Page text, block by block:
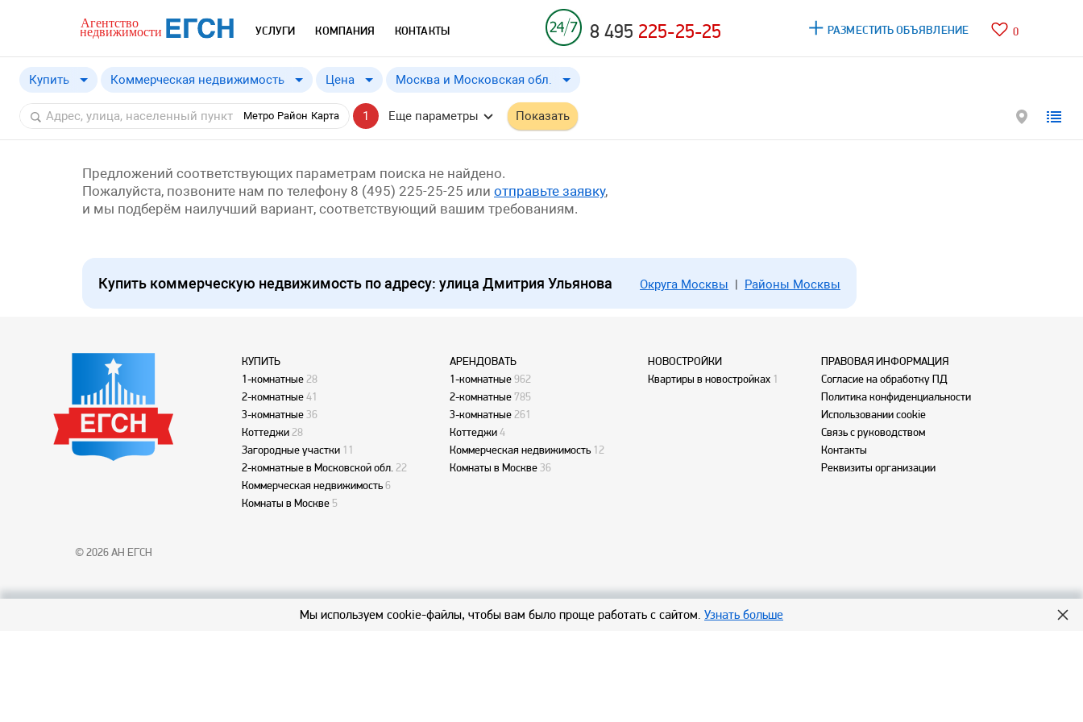
УСЛУГИ КОМПАНИЯ КОНТАКТЫ 8 495 225-25-25 РАЗМЕСТИТЬ ОБЪЯВЛЕНИЕ 0
Купить
Купить
Снять
Коммерческая недвижимость Цена Москва и Московская обл.
Москва и Московская обл.
Москва
Метро Район Карта 1 Еще параметры Показать
Предложений соответствующих параметрам поиска не найдено.
Пожалуйста, позвоните нам по телефону 8 (495) 225-25-25 или отправьте заявку,
и мы подберём наилучший вариант, соответствующий вашим требованиям.
Купить коммерческую недвижимость по адресу: улица Дмитрия Ульянова Округа Москвы | Районы Москвы
© 2026 АН ЕГСН
КУПИТЬ
1-комнатные 28
2-комнатные 41
3-комнатные 36
Коттеджи 28
Загородные участки 11
2-комнатные в Московской обл. 22
Коммерческая недвижимость 6
Комнаты в Москве 5
АРЕНДОВАТЬ
1-комнатные962
2-комнатные785
3-комнатные 261
Коттеджи4
Коммерческая недвижимость 12
Комнаты в Москве 36
НОВОСТРОЙКИ
Квартиры в новостройках 1
ПРАВОВАЯ ИНФОРМАЦИЯ
Согласие на обработку ПД
Политика конфиденциальности
Использовании cookie
Связь с руководством
Контакты
Реквизиты организации
Мы используем cookie-файлы, чтобы вам было проще работать с сайтом. Узнать больше